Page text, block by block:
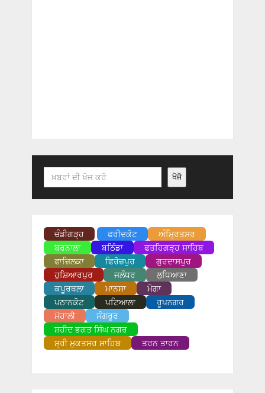
Search ਖੋਜੋ
ਚੰਡੀਗੜ੍ਹ ਫਰੀਦਕੋਟ
ਅੰਮ੍ਰਿਤਸਰ
ਬਰਨਾਲਾ
ਬਠਿੰਡਾ
ਫਤਹਿਗੜ੍ਹ ਸਾਹਿਬ
ਫਾਜ਼ਿਲਕਾ
ਫਿਰੋਜ਼ਪੁਰ
ਗੁਰਦਾਸਪੁਰ
ਹੁਸ਼ਿਆਰਪੁਰ
ਜਲੰਧਰ
ਲੁਧਿਆਣਾ
ਕਪੂਰਥਲਾ
ਮਾਨਸਾ
ਮੋਗਾ
ਪਠਾਨਕੋਟ
ਪਟਿਆਲਾ
ਰੂਪਨਗਰ
ਮੋਹਾਲੀ
ਸੰਗਰੂਰ
ਸ਼ਹੀਦ ਭਗਤ ਸਿੰਘ ਨਗਰ
ਸ਼੍ਰੀ ਮੁਕਤਸਰ ਸਾਹਿਬ
ਤਰਨ ਤਾਰਨ